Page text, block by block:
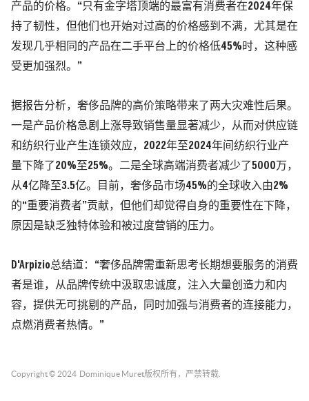
产品的价格。“只有金字塔顶端的最富有消费者在2024年保
持了韧性，但他们也开始对过高的价格感到不满，尤其是在
发现几乎相同的产品在二手平台上的价格低45%时，这种感
受更加强烈。”
据报告分析，奢侈品牌的高价策略带来了两大灾难性后果。
一是产品价格急剧上涨导致销售量显著减少，从而对供应链
和纺织行业产生连锁效应，2022年至2024年间纺织行业产
量下降了20%至25%。二是全球高端消费者减少了5000万，
从4亿降至3.5亿。目前，奢侈品市场45%的全球收入由2%
的“重要消费者”贡献，但他们却觉得自身的重要性在下降，
原因是缺乏独特体验和被过度营销的压力。
D'Arpizio总结道：“奢侈品牌需重新思考长期想要服务的消费
者是谁，从品牌传统中汲取忠诚度，注入大量创造力和内
容，提供无可挑剔的产品，同时加强与消费者的连接能力，
点燃消费者热情。”
Copyright © 2024 Dominique Muret版权所有，严禁转载.